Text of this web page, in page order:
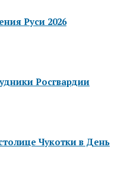
Руси 2026
Росгвардии
Чукотки в День